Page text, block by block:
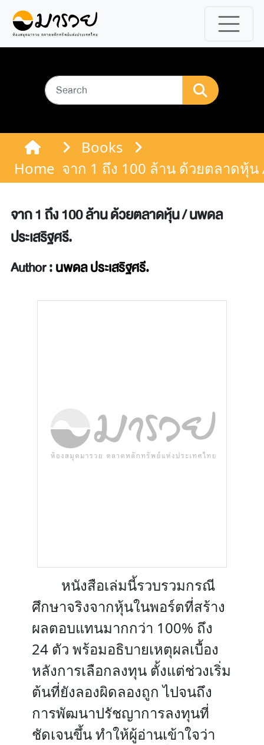
Home
Books
จาก 1 ถึง 100 ล้าน ด้วยตลาดหุ้น
จาก 1 ถึง 100 ล้าน ด้วยตลาดหุ้น / นพดล
ประเสริฐศรี.
Author :นพดล ประเสริฐศรี.
หนังสือเล่มนี้รวบรวมกรณี
ศึกษาจริงจากหุ้นในพอร์ตที่สร้าง
ผลตอบแทนมากกว่า 100% ถึง
24 ตัว พร้อมอธิบายเหตุผลเบื้อง
หลังการเลือกลงทุน ตั้งแต่ช่วงเริ่ม
ต้นที่ยังลองผิดลองถูก ไปจนถึง
การพัฒนาปรัชญาการลงทุนที่
ชัดเจนขึ้น ทำให้ผู้อ่านเข้าใจว่า